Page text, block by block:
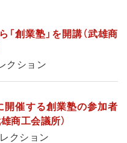
「創業塾」を開講（武雄商
クション
開催する創業塾の参加者
商工会議所）
クション